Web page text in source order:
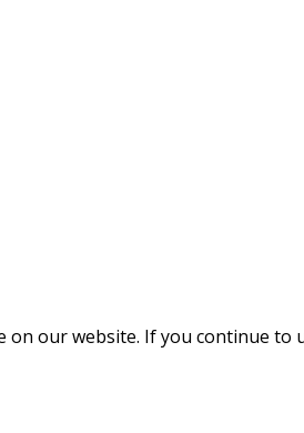
our website. If you continue